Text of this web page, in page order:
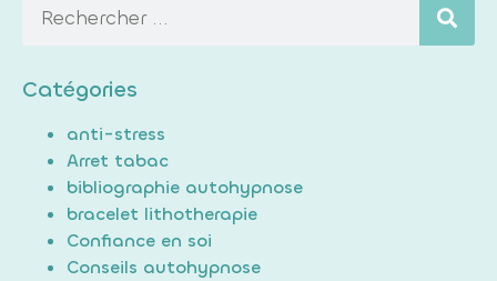
Catégories
anti-stress
Arret tabac
bibliographie autohypnose
bracelet lithotherapie
Confiance en soi
Conseils autohypnose